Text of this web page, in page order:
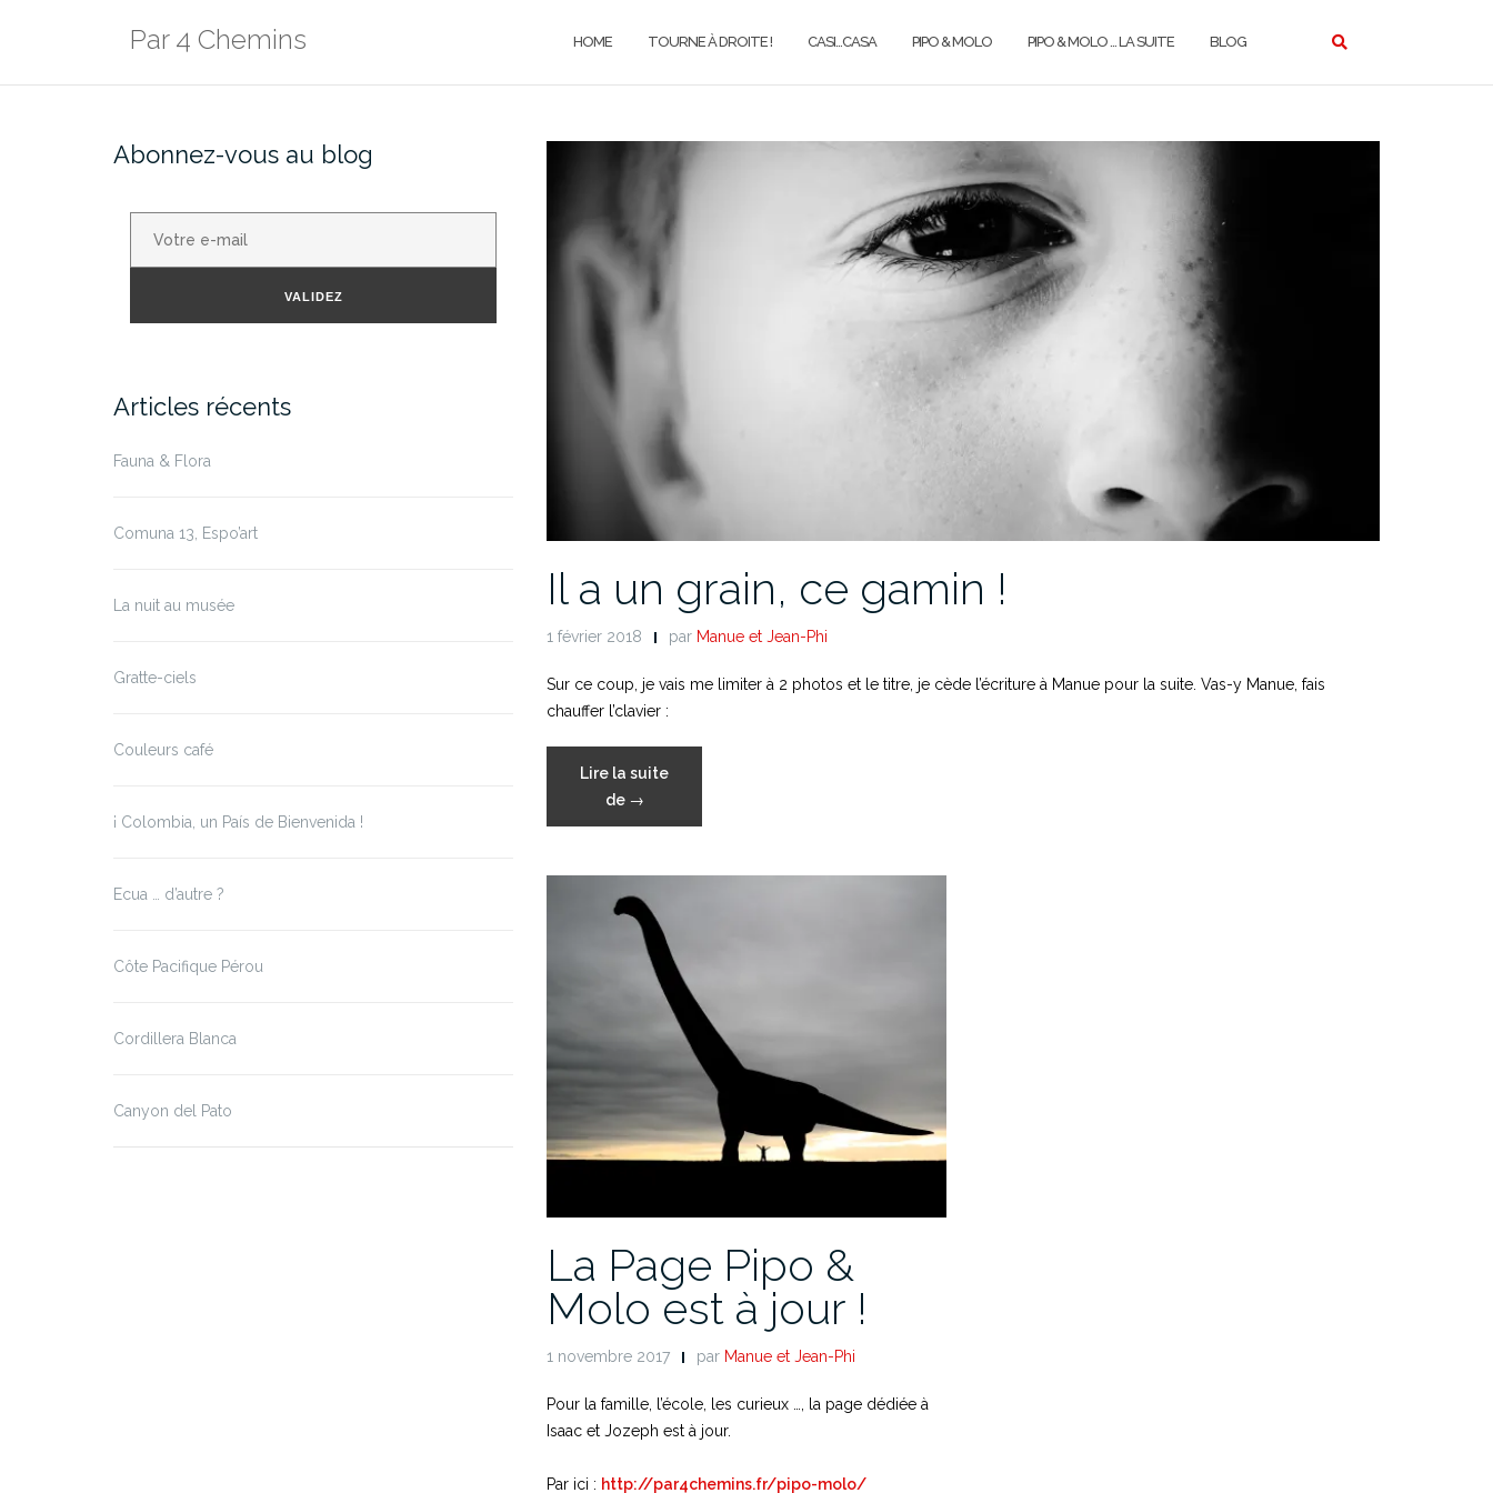
Par 4 Chemins HOME TOURNE À DROITE ! CASI…CASA PIPO & MOLO PIPO & MOLO … LA SUITE BLOG
Abonnez-vous au blog
VALIDEZ
Articles récents
Fauna & Flora
Comuna 13, Espo’art
La nuit au musée
Gratte-ciels
Couleurs café
¡ Colombia, un País de Bienvenida !
Ecua … d’autre ?
Côte Pacifique Pérou
Cordillera Blanca
Canyon del Pato
Il a un grain, ce gamin !
1 février 2018 par Manue et Jean-Phi
Sur ce coup, je vais me limiter à 2 photos et le titre, je cède l’écriture à Manue pour la suite. Vas-y Manue, fais
chauffer l’clavier :
Lire la suite
de « Il
a
grain,
ce
gamin
→
La Page Pipo &
Molo est à jour !
1 novembre 2017 par Manue et Jean-Phi
Pour la famille, l’école, les curieux …, la page dédiée à
Isaac et Jozeph est à jour.
Par ici : http://par4chemins.fr/pipo-molo/